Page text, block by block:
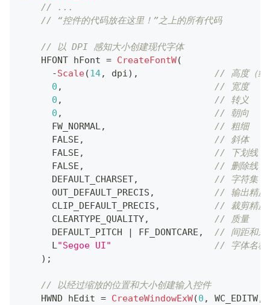
// ...
// “控件的代码放在这里！”之上的所有代码
// 以 DPI 感知大小创建现代字体
    HFONT hFont
= CreateFontW(
-Scale(14, dpi) ,
// 高度（经
0 ,
// 宽度
0 ,
// 转义
0 ,
// 朝向
      FW_NORMAL
,
// 粗细
      FALSE
,
// 斜体
      FALSE
,
// 下划线
      FALSE
,
// 删除线
      DEFAULT_CHARSET
,
// 字符集
      OUT_DEFAULT_PRECIS
,
// 输出精度
      CLIP_DEFAULT_PRECIS
,
// 裁剪精度
      CLEARTYPE_QUALITY
,
// 质量
      DEFAULT_PITCH
| FF_DONTCARE ,
// 间距和系
      L
"Segoe UI"
// 字体名称
) ;
// 以经过缩放的位置和大小创建输入控件
    HWND hEdit
= CreateWindowExW(0 , WC_EDITW,